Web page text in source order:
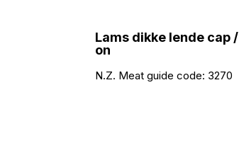
Lams dikke lende cap /
on
N.Z. Meat guide code: 3270